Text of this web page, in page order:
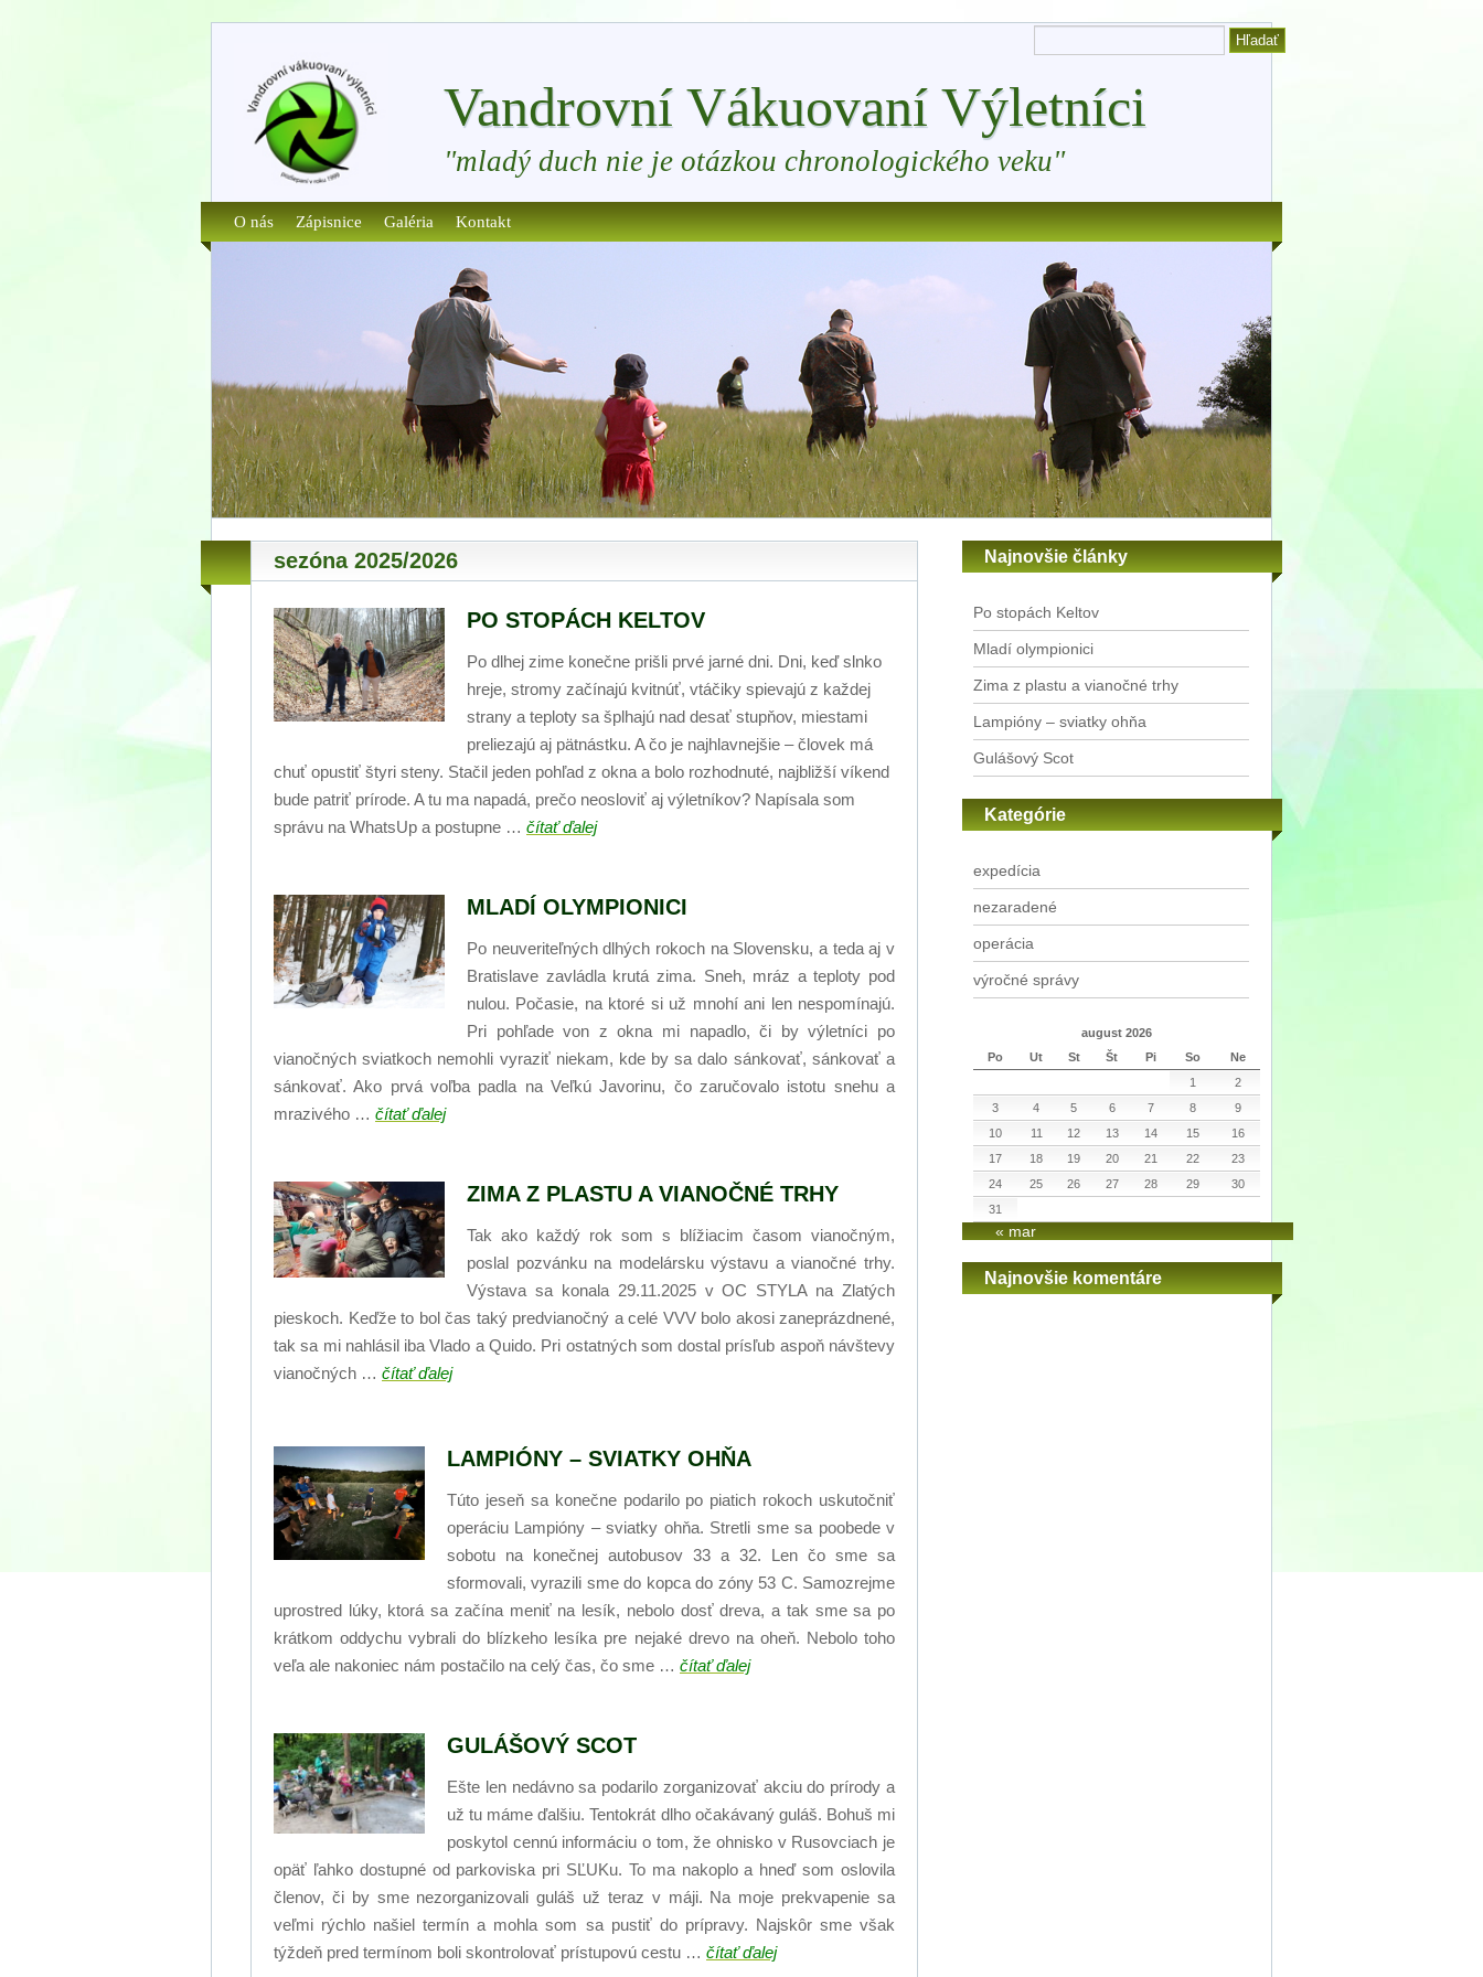
Vandrovní Vákuovaní Výletníci
"mladý duch nie je otázkou chronologického veku"
O nás Zápisnice Galéria Kontakt
sezóna 2025/2026
PO STOPÁCH KELTOV
Po dlhej zime konečne prišli prvé jarné dni. Dni, keď slnko
hreje, stromy začínajú kvitnúť, vtáčiky spievajú z každej
strany a teploty sa šplhajú nad desať stupňov, miestami
preliezajú aj pätnástku. A čo je najhlavnejšie – človek má
chuť opustiť štyri steny. Stačil jeden pohľad z okna a bolo rozhodnuté, najbližší víkend
bude patriť prírode. A tu ma napadá, prečo neosloviť aj výletníkov? Napísala som
správu na WhatsUp a postupne … čítať ďalej
MLADÍ OLYMPIONICI
Po neuveriteľných dlhých rokoch na Slovensku, a teda aj v
Bratislave zavládla krutá zima. Sneh, mráz a teploty pod
nulou. Počasie, na ktoré si už mnohí ani len nespomínajú.
Pri pohľade von z okna mi napadlo, či by výletníci po
vianočných sviatkoch nemohli vyraziť niekam, kde by sa dalo sánkovať, sánkovať a
sánkovať. Ako prvá voľba padla na Veľkú Javorinu, čo zaručovalo istotu snehu a
mrazivého … čítať ďalej
ZIMA Z PLASTU A VIANOČNÉ TRHY
Tak ako každý rok som s blížiacim časom vianočným,
poslal pozvánku na modelársku výstavu a vianočné trhy.
Výstava sa konala 29.11.2025 v OC STYLA na Zlatých
pieskoch. Keďže to bol čas taký predvianočný a celé VVV bolo akosi zaneprázdnené,
tak sa mi nahlásil iba Vlado a Quido. Pri ostatných som dostal prísľub aspoň návštevy
vianočných … čítať ďalej
LAMPIÓNY – SVIATKY OHŇA
Túto jeseň sa konečne podarilo po piatich rokoch uskutočniť
operáciu Lampióny – sviatky ohňa. Stretli sme sa poobede v
sobotu na konečnej autobusov 33 a 32. Len čo sme sa
sformovali, vyrazili sme do kopca do zóny 53 C. Samozrejme
uprostred lúky, ktorá sa začína meniť na lesík, nebolo dosť dreva, a tak sme sa po
krátkom oddychu vybrali do blízkeho lesíka pre nejaké drevo na oheň. Nebolo toho
veľa ale nakoniec nám postačilo na celý čas, čo sme … čítať ďalej
GULÁŠOVÝ SCOT
Ešte len nedávno sa podarilo zorganizovať akciu do prírody a
už tu máme ďalšiu. Tentokrát dlho očakávaný guláš. Bohuš mi
poskytol cennú informáciu o tom, že ohnisko v Rusovciach je
opäť ľahko dostupné od parkoviska pri SĽUKu. To ma nakoplo a hneď som oslovila
členov, či by sme nezorganizovali guláš už teraz v máji. Na moje prekvapenie sa
veľmi rýchlo našiel termín a mohla som sa pustiť do prípravy. Najskôr sme však
týždeň pred termínom boli skontrolovať prístupovú cestu … čítať ďalej
Najnovšie články
Po stopách Keltov
Mladí olympionici
Zima z plastu a vianočné trhy
Lampióny – sviatky ohňa
Gulášový Scot
Kategórie
expedícia
nezaradené
operácia
výročné správy
august 2026
Po
Ut St Št Pi So
Ne
1
2
3
4 5 6 7 8
9
10
11 12 13 14 15
16
17
18 19 20 21 22
23
24
25 26 27 28 29
30
31
« mar
Najnovšie komentáre